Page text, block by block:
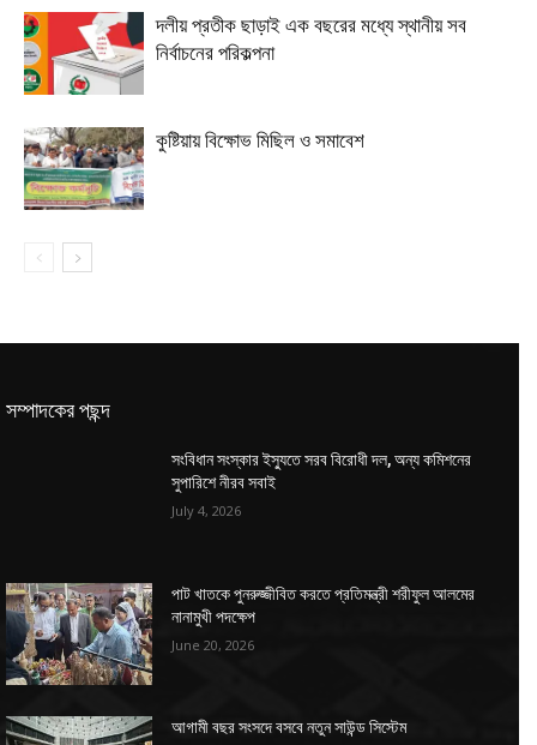
দলীয় প্রতীক ছাড়াই এক বছরের মধ্যে স্থানীয় সব
নির্বাচনের পরিকল্পনা
কুষ্টিয়ায় বিক্ষোভ মিছিল ও সমাবেশ
সম্পাদকের পছন্দ
সংবিধান সংস্কার ইস্যুতে সরব বিরোধী দল, অন্য কমিশনের
সুপারিশে নীরব সবাই
July 4, 2026
পাট খাতকে পুনরুজ্জীবিত করতে প্রতিমন্ত্রী শরীফুল আলমের
নানামুখী পদক্ষেপ
June 20, 2026
আগামী বছর সংসদে বসবে নতুন সাউন্ড সিস্টেম